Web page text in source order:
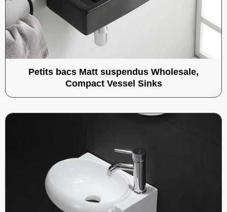
Petits bacs Matt suspendus Wholesale,
Compact Vessel Sinks